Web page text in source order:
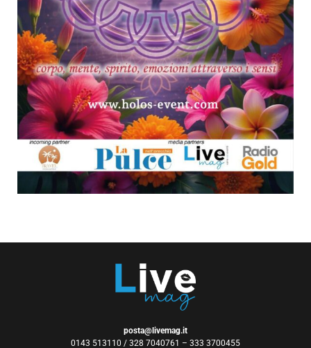
posta@livemag.it
0143 513110 / 328 7040761 – 333 3700455